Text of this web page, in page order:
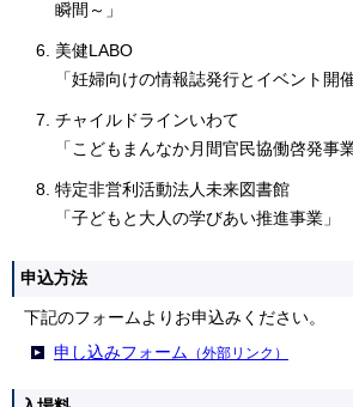
瞬間～」
美健LABO
「妊婦向けの情報誌発行とイベント開催
チャイルドラインいわて
「こどもまんなか月間官民協働啓発事業
特定非営利活動法人未来図書館
「子どもと大人の学びあい推進事業」
申込方法
下記のフォームよりお申込みください。
申し込みフォーム （外部リンク）